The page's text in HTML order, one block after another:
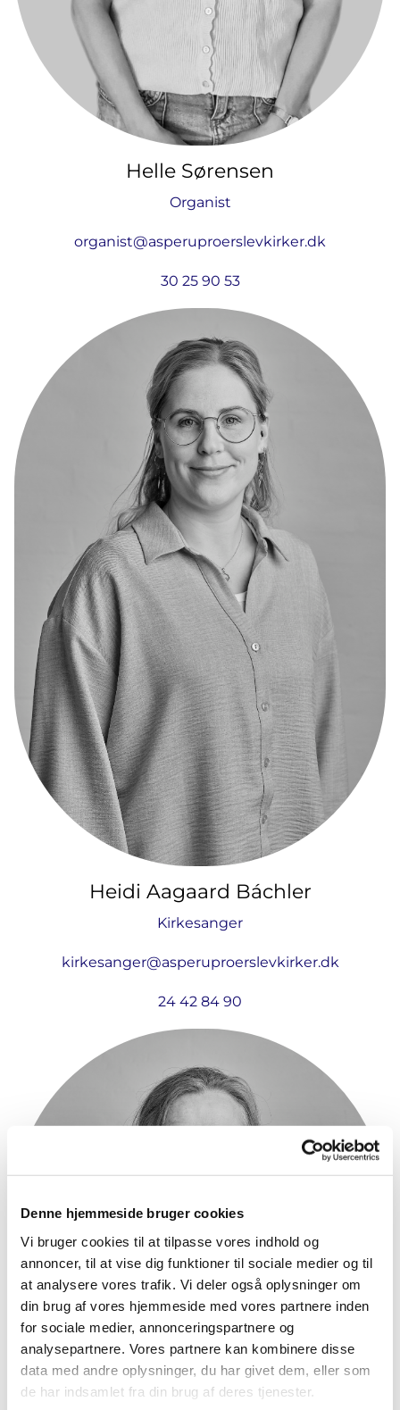
Denne hjemmeside bruger cookies
Vi bruger cookies til at tilpasse vores indhold og
annoncer, til at vise dig funktioner til sociale medier og til
at analysere vores trafik. Vi deler også oplysninger om
din brug af vores hjemmeside med vores partnere inden
for sociale medier, annonceringspartnere og
analysepartnere. Vores partnere kan kombinere disse
data med andre oplysninger, du har givet dem, eller som
de har indsamlet fra din brug af deres tjenester.
Helle Sørensen
Organist
organist@asperuproerslevkirker.dk
30 25 90 53
Heidi Aagaard Báchler
Kirkesanger
kirkesanger@asperuproerslevkirker.dk
24 42 84 90